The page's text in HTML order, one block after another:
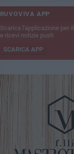
RUVOVIVA APP
Scarica l'applicazione per
e ricevi notizie push
SCARICA APP